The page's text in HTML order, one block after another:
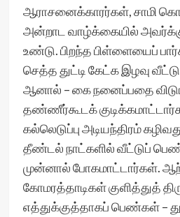
ஆராசனைக்காரர்கள், சாமி
அன்றாட வாழ்க்கையில்
உண்டு. பிறந்த பிள்ளையைப்
செத்த துட்டி கேட்க இழவு
ஆனால் – கை நனைப்பதை
தண்ணீர்கூடக்
கல்லெடுப்பு அடியந்திரம்
தீண்டல் நாட்களில் வீட்டுப்
முன்னால் போகமாட்டார்கள்.
கோமரத்தாடிகள் குளித்துத்
எத்துக்குத்தாகப் பெண்கள் –